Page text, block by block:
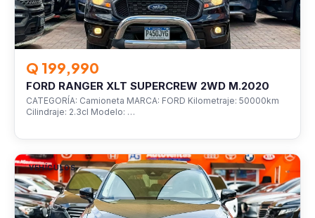
Q 199,990
FORD RANGER XLT SUPERCREW 2WD M.2020
CATEGORÍA: Camioneta MARCA: FORD Kilometraje: 50000km
Cilindraje: 2.3cl Modelo: …
VEHÍCULOS